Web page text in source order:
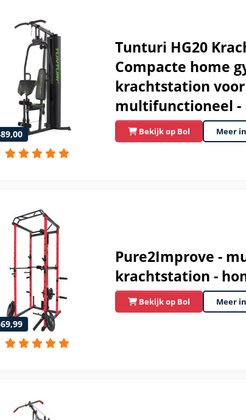
Tunturi HG20
Compacte home
krachtstation
multifunctioneel -
Bekijk op Bol Meer
Pure2Improve -
krachtstation -
Bekijk op Bol Meer